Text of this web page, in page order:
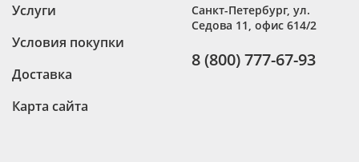
Услуги
Условия покупки
Доставка
Карта сайта
Санкт-Петербург, ул.
Седова 11, офис 614/2
8 (800) 777-67-93